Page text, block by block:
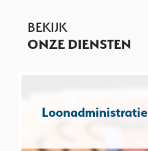
BEKIJK
ONZE DIENSTEN
Loonadministratie